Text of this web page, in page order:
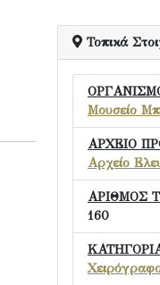
Τοπικά
Μουσείο
ΑΡΧΕΙΟ
Αρχείο
ΑΡΙΘΜΟΣ
160